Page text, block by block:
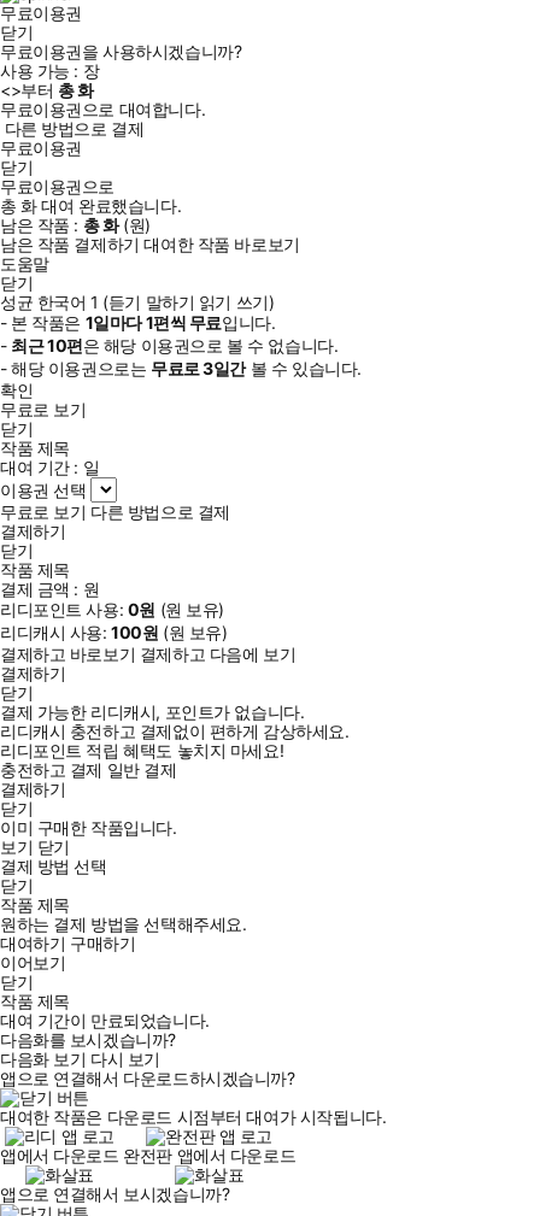
무료이용권
닫기
무료이용권을 사용하시겠습니까?
사용 가능 : 장
<>부터 총화
무료이용권으로 대여합니다.
다른 방법으로 결제
무료이용권
닫기
무료이용권으로
총 화대여 완료했습니다.
남은 작품 : 총화(원)
남은 작품 결제하기 대여한 작품 바로보기
도움말
닫기
성균 한국어 1 (듣기 말하기 읽기 쓰기)
- 본 작품은 1일마다1편씩 무료입니다.
- 최근10편은 해당 이용권으로 볼 수 없습니다.
- 해당 이용권으로는 무료로3일간볼 수 있습니다.
확인
무료로 보기
닫기
작품 제목
대여 기간 : 일
이용권 선택
무료로 보기 다른 방법으로 결제
결제하기
닫기
작품 제목
결제 금액 : 원
리디포인트 사용: 0원 (원 보유)
리디캐시 사용:100원 (원 보유)
결제하고 바로보기 결제하고 다음에 보기
결제하기
닫기
결제 가능한 리디캐시, 포인트가 없습니다.
리디캐시 충전하고 결제없이 편하게 감상하세요.
리디포인트 적립 혜택도 놓치지 마세요!
충전하고 결제 일반 결제
결제하기
닫기
이미 구매한 작품입니다.
보기 닫기
결제 방법 선택
닫기
작품 제목
원하는 결제 방법을 선택해주세요.
대여하기 구매하기
이어보기
닫기
작품 제목
대여 기간이 만료되었습니다.
다음화를 보시겠습니까?
다음화 보기 다시 보기
앱으로 연결해서 다운로드하시겠습니까?
대여한 작품은 다운로드 시점부터 대여가 시작됩니다.
앱에서 다운로드 완전판 앱에서 다운로드
앱으로 연결해서 보시겠습니까?